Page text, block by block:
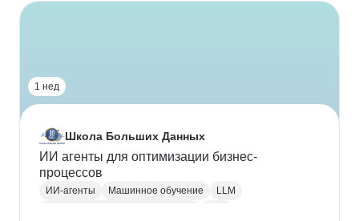
1 нед
Школа Больших Данных
ИИ агенты для оптимизации бизнес-
процессов
ИИ-агенты Машинное обучение
LLM